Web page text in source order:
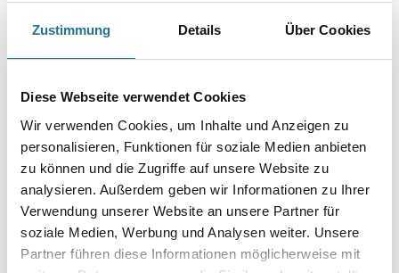
Zustimmung Details Über Cookies
Diese Webseite verwendet Cookies
Wir verwenden Cookies, um Inhalte und Anzeigen zu
personalisieren, Funktionen für soziale Medien anbieten
zu können und die Zugriffe auf unsere Website zu
analysieren. Außerdem geben wir Informationen zu Ihrer
Verwendung unserer Website an unsere Partner für
soziale Medien, Werbung und Analysen weiter. Unsere
Partner führen diese Informationen möglicherweise mit
sogar für die Verklebung spaltbarer Tapeten geeignet. Als starker Kleber
nässeunempfindlich und verbessert die Feuchtfestigkeit – für einen
Zahnspachtel kann der transparent trocknende Tapetenkleber leicht und
werden. Zugelassen auch als Schiffsausrüstungsprodukt, ist der Kleber
ergiebig für bis zu 3,75m² Tapete.